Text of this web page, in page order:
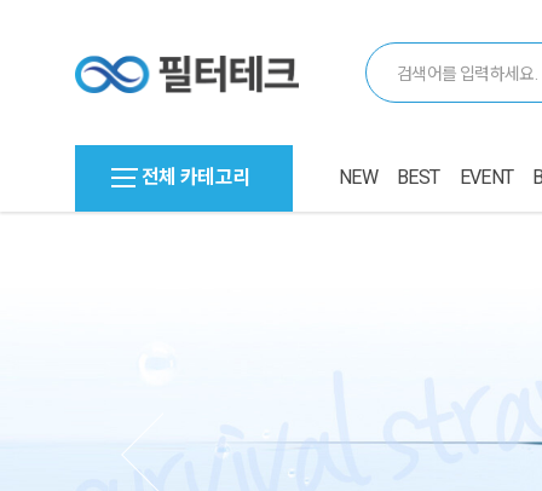
전체 카테고리 NEW BEST EVENT